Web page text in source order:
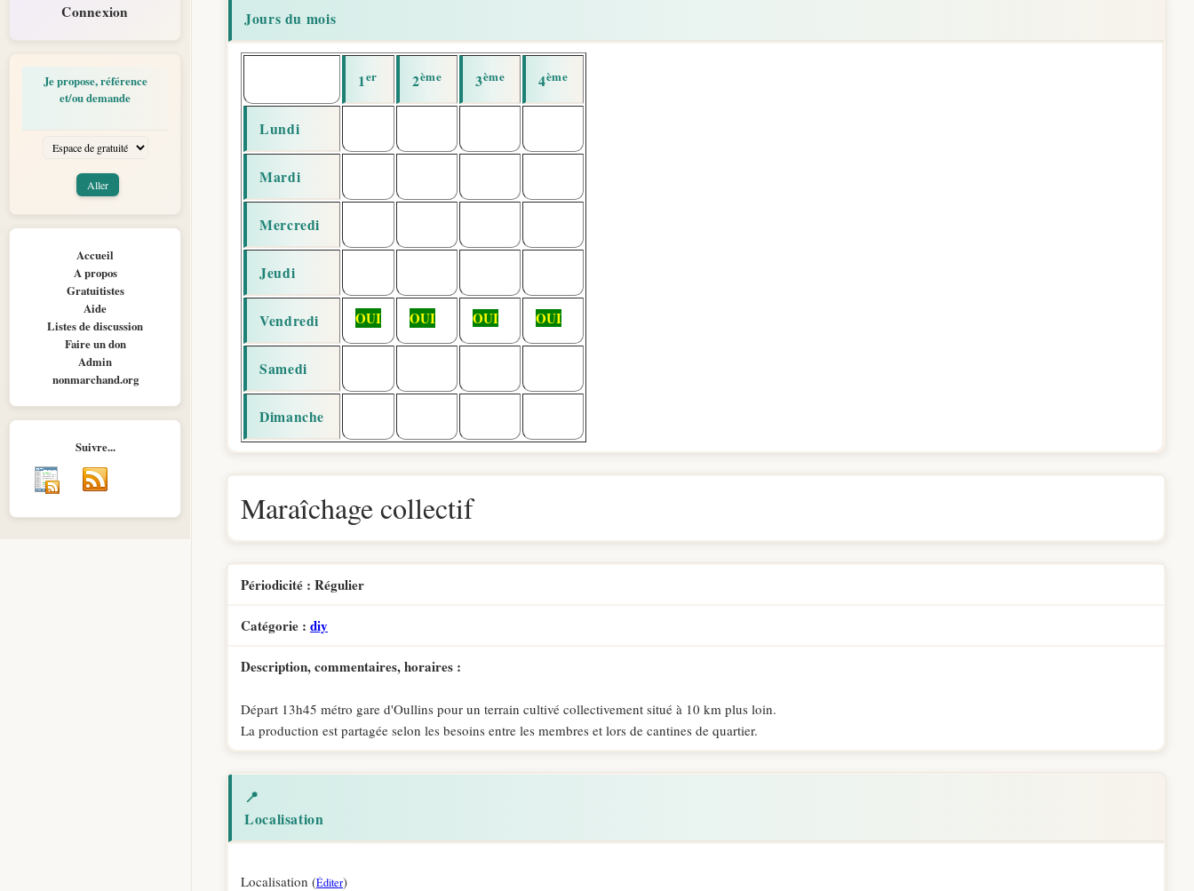
Connexion
Je propose, référence
et/ou demande
Accueil
A propos
Gratuitistes
Aide
Listes de discussion
Faire un don
Admin
nonmarchand.org
Suivre...
Jours du mois
1er 2ème 3ème 4ème
Lundi
Mardi
Mercredi
Jeudi
Vendredi OUI OUI OUI OUI
Samedi
Dimanche
Maraîchage collectif
Périodicité : Régulier
Catégorie : diy
Description, commentaires, horaires :
Départ 13h45 métro gare d'Oullins pour un terrain cultivé collectivement situé à 10 km plus loin.
La production est partagée selon les besoins entre les membres et lors de cantines de quartier.
📍
Localisation
Localisation (Éditer)